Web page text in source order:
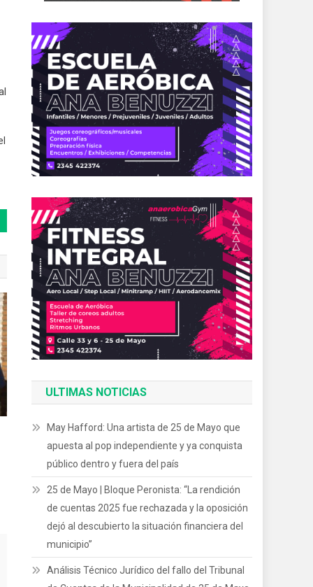
ULTIMAS NOTICIAS
May Hafford: Una artista de 25 de Mayo que
apuesta al pop independiente y ya conquista
público dentro y fuera del país
25 de Mayo | Bloque Peronista: “La rendición
de cuentas 2025 fue rechazada y la oposición
dejó al descubierto la situación financiera del
municipio”
Análisis Técnico Jurídico del fallo del Tribunal